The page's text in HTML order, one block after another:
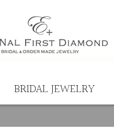
BRIDAL JEWELRY